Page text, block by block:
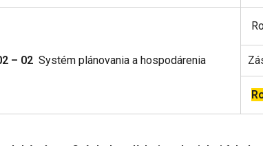
– 02 Systém plánovania a hospodárenia